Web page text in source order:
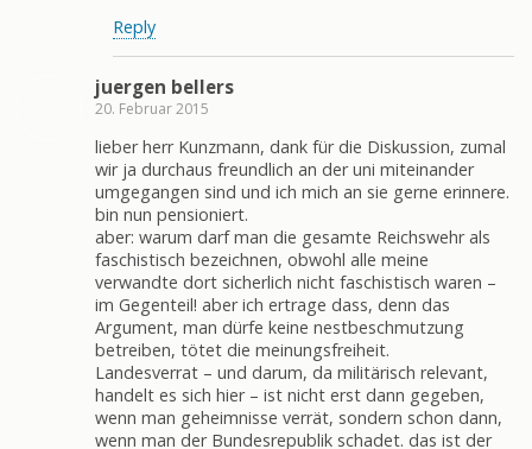
Reply
juergen bellers
20. Februar 2015
lieber herr Kunzmann, dank für die Diskussion, zumal
wir ja durchaus freundlich an der uni miteinander
umgegangen sind und ich mich an sie gerne erinnere.
bin nun pensioniert.
aber: warum darf man die gesamte Reichswehr als
faschistisch bezeichnen, obwohl alle meine
verwandte dort sicherlich nicht faschistisch waren –
im Gegenteil! aber ich ertrage dass, denn das
Argument, man dürfe keine nestbeschmutzung
betreiben, tötet die meinungsfreiheit.
Landesverrat – und darum, da militärisch relevant,
handelt es sich hier – ist nicht erst dann gegeben,
wenn man geheimnisse verrät, sondern schon dann,
wenn man der Bundesrepublik schadet. das ist der